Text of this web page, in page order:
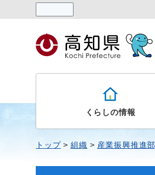
くらしの情報
トップ 組織 産業振興推進部